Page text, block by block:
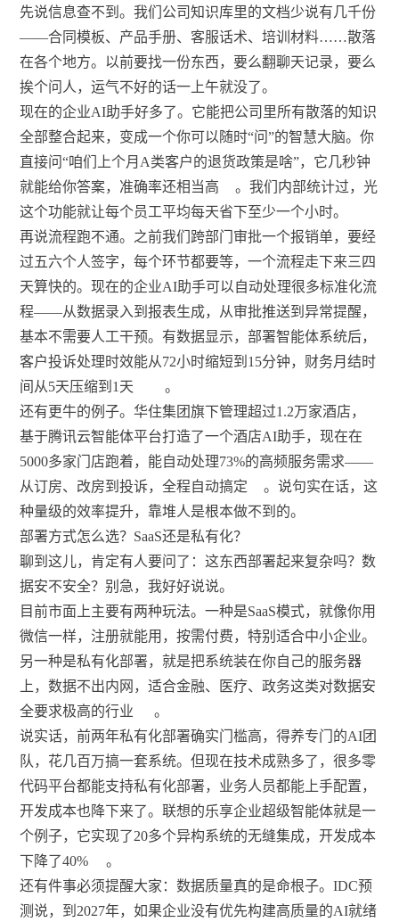
先说信息查不到。我们公司知识库里的文档少说有几千份
——合同模板、产品手册、客服话术、培训材料……散落
在各个地方。以前要找一份东西，要么翻聊天记录，要么
挨个问人，运气不好的话一上午就没了。
现在的企业AI助手好多了。它能把公司里所有散落的知识
全部整合起来，变成一个你可以随时“问”的智慧大脑。你
直接问“咱们上个月A类客户的退货政策是啥”，它几秒钟
就能给你答案，准确率还相当高
。我们内部统计过，光
这个功能就让每个员工平均每天省下至少一个小时。
再说流程跑不通。之前我们跨部门审批一个报销单，要经
过五六个人签字，每个环节都要等，一个流程走下来三四
天算快的。现在的企业AI助手可以自动处理很多标准化流
程——从数据录入到报表生成，从审批推送到异常提醒，
基本不需要人工干预。有数据显示，部署智能体系统后，
客户投诉处理时效能从72小时缩短到15分钟，财务月结时
间从5天压缩到1天
。
还有更牛的例子。华住集团旗下管理超过1.2万家酒店，
基于腾讯云智能体平台打造了一个酒店AI助手，现在在
5000多家门店跑着，能自动处理73%的高频服务需求——
从订房、改房到投诉，全程自动搞定
。说句实在话，这
种量级的效率提升，靠堆人是根本做不到的。
部署方式怎么选？SaaS还是私有化？
聊到这儿，肯定有人要问了：这东西部署起来复杂吗？数
据安不安全？别急，我好好说说。
目前市面上主要有两种玩法。一种是SaaS模式，就像你用
微信一样，注册就能用，按需付费，特别适合中小企业。
另一种是私有化部署，就是把系统装在你自己的服务器
上，数据不出内网，适合金融、医疗、政务这类对数据安
全要求极高的行业
。
说实话，前两年私有化部署确实门槛高，得养专门的AI团
队，花几百万搞一套系统。但现在技术成熟多了，很多零
代码平台都能支持私有化部署，业务人员都能上手配置，
开发成本也降下来了。联想的乐享企业超级智能体就是一
个例子，它实现了20多个异构系统的无缝集成，开发成本
下降了40%
。
还有件事必须提醒大家：数据质量真的是命根子。IDC预
测说，到2027年，如果企业没有优先构建高质量的AI就绪